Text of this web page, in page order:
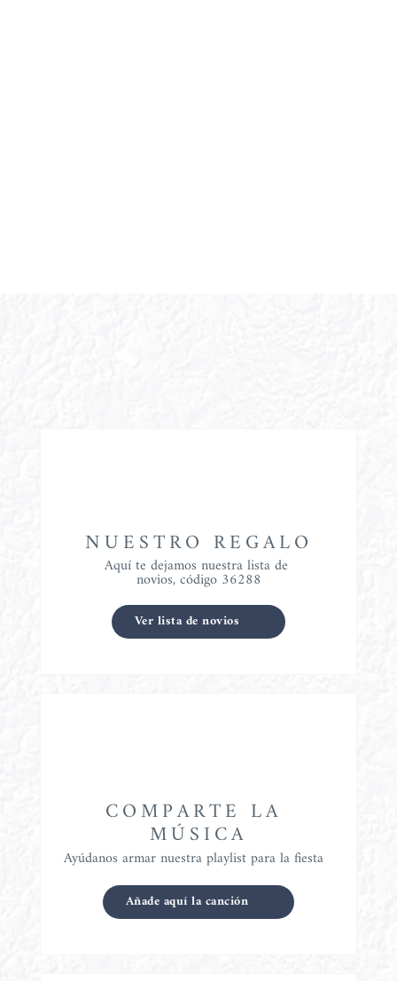
NUESTRO REGALO
Aquí te dejamos nuestra lista de
novios, código 36288
Ver lista de novios
COMPARTE LA
MÚSICA
Ayúdanos armar nuestra playlist para la fiesta
Añade aquí la canción